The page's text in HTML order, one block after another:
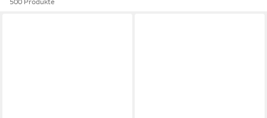
500 Produkte